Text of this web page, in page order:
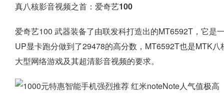
真八核影音视频之首：爱奇艺100
爱奇艺100 武器装备了由联发科打造出的MT6592T，它
UP显卡跑分做到了29478的高分数，MT6592T也是MTK
大型网络游戏及其超清影音视频的要求。